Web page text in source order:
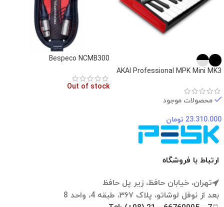
AKAI Professional MPK Mini MK3
محصولات موجود
23.310.000 تومان
Bespeco NCMB300
Out of stock
ارتباط با فروشگاه
تهران، خیابان حافظ، زیر پل حافظ
بعد از نوفل لوشاتو، پلاک ۳۶۷، طبقه 4، واحد 8